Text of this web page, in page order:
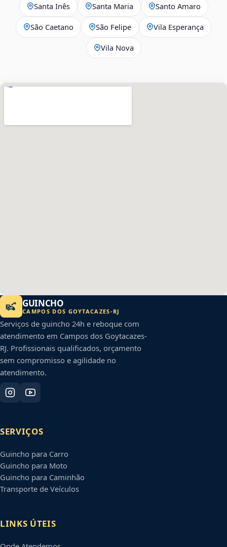
Santa Inês Santa Maria Santo Amaro
São Caetano São Felipe Vila Esperança
Vila Nova
GUINCHO
CAMPOS DOS GOYTACAZES-RJ
Serviços de guincho 24h e reboque com
atendimento em Campos dos Goytacazes-
RJ. Profissionais qualificados, orçamento
sem compromisso e agilidade no
atendimento.
SERVIÇOS
Guincho para Carro
Guincho para Moto
Guincho para Caminhão
Transporte de Veículos
LINKS ÚTEIS